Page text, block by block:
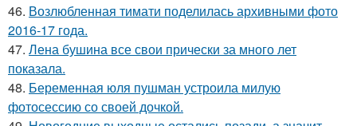
46. Возлюбленная тимати поделилась архивными фото
2016-17 года.
47. Лена бушина все свои прически за много лет
показала.
48. Беременная юля пушман устроила милую
фотосессию со своей дочкой.